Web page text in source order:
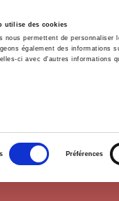
utilise des cookies
nous permettent de
également des informations
ci avec d'autres informations
Préférences
Home